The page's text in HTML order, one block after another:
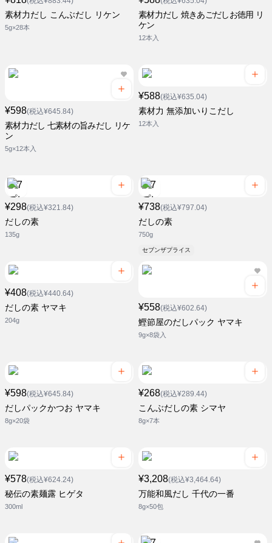
素材力だし こんぶだし リケン
5g×28本
素材力だし 焼きあごだしお徳用 リ
ケン
12本入
¥598(税込¥645.84)
素材力だし 七素材の旨みだし リケ
ン
5g×12本入
¥588(税込¥635.04)
素材力 無添加いりこだし
12本入
¥298(税込¥321.84)
だしの素
135g
¥738(税込¥797.04)
だしの素
750g
セブンザプライス
¥408(税込¥440.64)
だしの素 ヤマキ
204g
¥558(税込¥602.64)
鰹節屋のだしパック ヤマキ
9g×8袋入
¥598(税込¥645.84)
だしパックかつお ヤマキ
8g×20袋
¥268(税込¥289.44)
こんぶだしの素 シマヤ
8g×7本
¥578(税込¥624.24)
秘伝の素麺露 ヒゲタ
300ml
¥3,208(税込¥3,464.64)
万能和風だし 千代の一番
8g×50包